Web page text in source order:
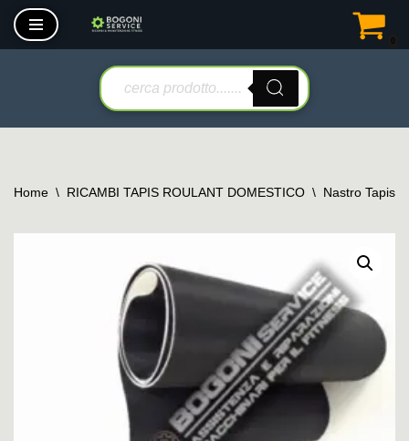
Vai
Home \ RICAMBI TAPIS ROULANT DOMESTICO \ Nastro Tapis